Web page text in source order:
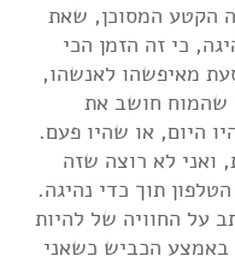
הקטע המסוכן, שאת
כי זה הזמן הכי
מאיפשהו לאנשהו,
שהמוח חושב את
היום, או שהיו פעם.
ואני לא רוצה שזה
תוך כדי נהיגה.
על החוויה של להיות
הכביש כשאני